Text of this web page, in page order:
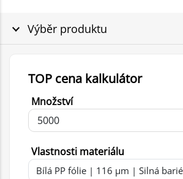
Výběr produktu
TOP cena kalkulátor
Množství
Vlastnosti materiálu